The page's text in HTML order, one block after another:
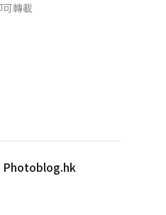
轉載
Photoblog.hk